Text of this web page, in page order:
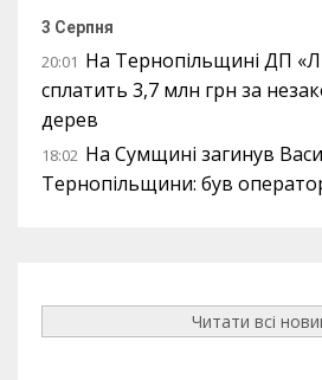
3 Серпня
20:01 На Тернопільщині ДП
сплатить 3,7 млн грн за
дерев
18:02 На Сумщині загинув
Тернопільщини: був
Читати всі